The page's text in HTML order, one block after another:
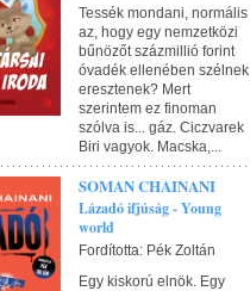
Tessék mondani, normális
az, hogy egy nemzetközi
bűnözőt százmillió forint
óvadék ellenében szélnek
eresztenek? Mert
szerintem ez finoman
szólva is... gáz. Ciczvarek
Biri vagyok. Macska,...
SOMAN CHAINANI
Lázadó ifjúság - Young
world
Fordította: Pék Zoltán
Egy kiskorú elnök. Egy